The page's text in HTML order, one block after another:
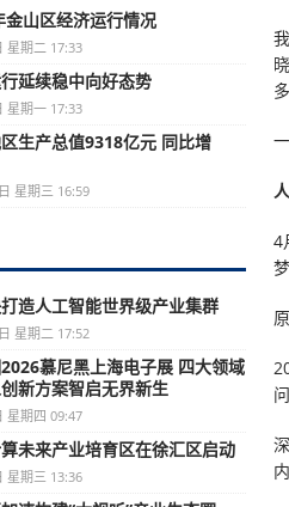
4
山区经济运行情况
星期二 17:33
延续稳中向好态势
星期一 17:33
生产总值9318亿元 同比增
星期三 16:59
造人工智能世界级产业集群
星期二 17:52
慕尼黑上海电子展 四大领域
新方案智启无界新生
星期四 09:47
未来产业培育区在徐汇区启动
星期三 13:36